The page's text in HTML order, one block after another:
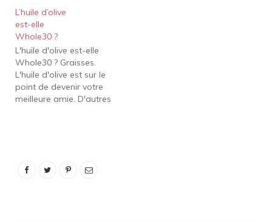
contenant l'un de ces
ingrédients. Pas de
produits de boulangerie /
desserts même avec des
ingrédients approuvés
par Whole30 tels que
des crêpes à la banane
ou des biscuits à deux
L’huile d’olive
est-elle
Whole30 ?
L'huile d'olive est-elle
Whole30 ? Graisses.
L'huile d'olive est sur le
point de devenir votre
meilleure amie. D'autres
par Whole30. Vous